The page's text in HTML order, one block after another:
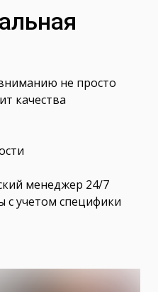
не просто
качества
менеджер 24/7
с учетом специфики